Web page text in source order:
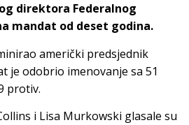
direktora Federalnog
mandat od deset godina.
američki predsjednik
je odobrio imenovanje sa 51
protiv.
i Lisa Murkowski glasale su